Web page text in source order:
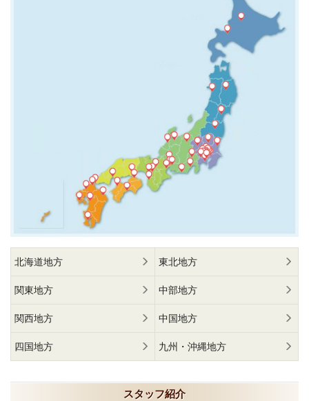
北海道地方 東北地方
関東地方 中部地方
関西地方 中国地方
四国地方 九州・沖縄地方
スタッフ紹介